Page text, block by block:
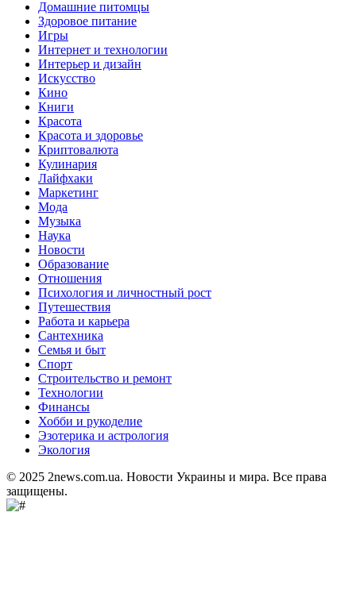
Домашние питомцы
Здоровое питание
Игры
Интернет и технологии
Интерьер и дизайн
Искусство
Кино
Книги
Красота
Красота и здоровье
Криптовалюта
Кулинария
Лайфхаки
Маркетинг
Мода
Музыка
Наука
Новости
Образование
Отношения
Психология и личностный рост
Путешествия
Работа и карьера
Сантехника
Семья и быт
Спорт
Строительство и ремонт
Технологии
Финансы
Хобби и рукоделие
Эзотерика и астрология
Экология
© 2025 2news.com.ua. Новости Украины и мира. Все права
защищены.